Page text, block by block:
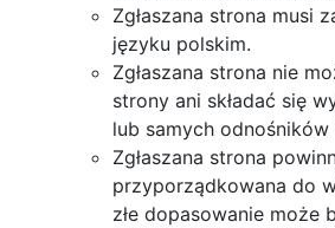
Zgłaszana strona musi
języku polskim.
Zgłaszana strona nie
strony ani składać się
lub samych
Zgłaszana strona
przyporządkowana do
złe dopasowanie może